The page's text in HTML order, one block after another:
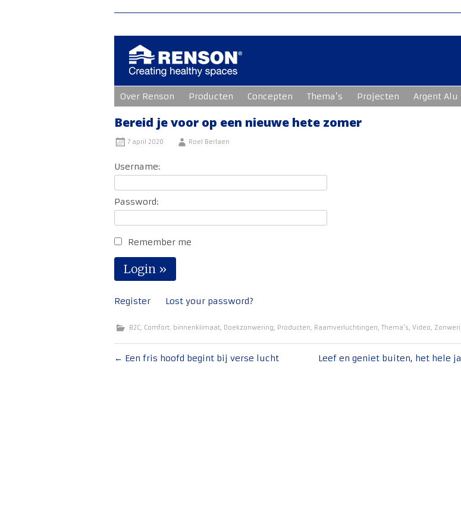
naar
de
inhoud
Over Renson Producten Concepten Thema’s Projecten Argent Alu
Bereid je voor op een nieuwe hete zomer
7 april 2020 Roel Berlaen
Username:
Password:
Remember me
Register Lost your password?
B2C, Comfort. binnenklimaat, Doekzonwering, Producten, Raamverluchtingen, Thema's, Video,
Bericht
← Een fris hoofd begint bij verse lucht Leef en geniet buiten, het hele